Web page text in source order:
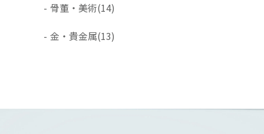
- 骨董・美術(14)
- 金・貴金属(13)